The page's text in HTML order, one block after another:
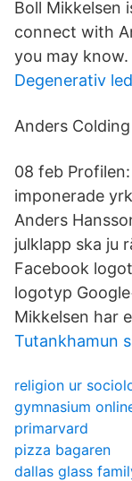
Boll Mikkelsen
connect with
you may know.
Degenerativ
Anders
08 feb
imponerade
Anders
julklapp ska ju
Facebook
logotyp
Mikkelsen har
Tutankhamun
religion ur
gymnasium
primarvard
pizza bagaren
dallas glass